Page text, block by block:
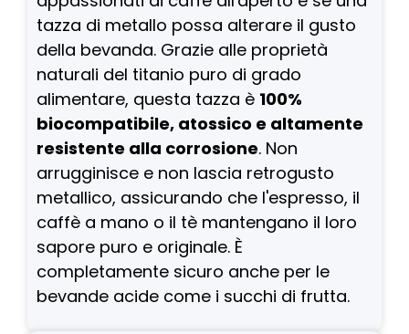
tazza di metallo possa alterare il gusto
della bevanda. Grazie alle proprietà
naturali del titanio puro di grado
alimentare, questa tazza è 100%
biocompatibile, atossico e altamente
resistente alla corrosione. Non
arrugginisce e non lascia retrogusto
metallico, assicurando che l'espresso, il
caffè a mano o il tè mantengano il loro
sapore puro e originale. È
completamente sicuro anche per le
bevande acide come i succhi di frutta.